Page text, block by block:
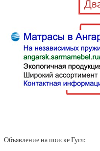
Объявление на поиске Гугл: